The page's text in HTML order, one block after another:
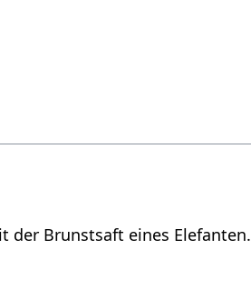
der Brunstsaft eines Elefanten.